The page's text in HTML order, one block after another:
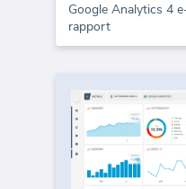
Google Analytics 4
rapport